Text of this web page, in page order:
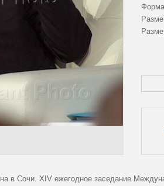
в Сочи. XIV ежегодное заседание